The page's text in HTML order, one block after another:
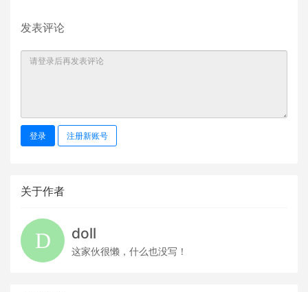
发表评论
登录 注册新账号
关于作者
doll
这家伙很懒，什么也没写！